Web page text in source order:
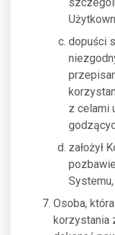
dopuści
z celami
założył
Osoba,
korzystania